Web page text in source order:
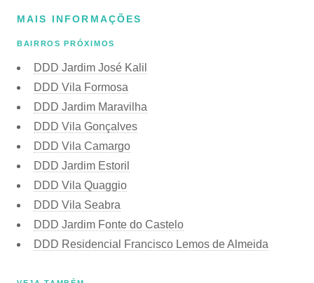
MAIS INFORMAÇÕES
BAIRROS PRÓXIMOS
DDD Jardim José Kalil
DDD Vila Formosa
DDD Jardim Maravilha
DDD Vila Gonçalves
DDD Vila Camargo
DDD Jardim Estoril
DDD Vila Quaggio
DDD Vila Seabra
DDD Jardim Fonte do Castelo
DDD Residencial Francisco Lemos de Almeida